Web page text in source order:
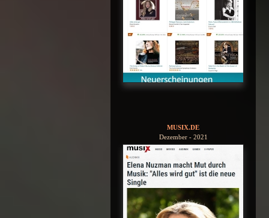
MUSIX.DE
Dezember - 2021